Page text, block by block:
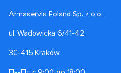
Armaservis Poland Sp. z o.o.
ul. Wadowicka 6/41-42
30-415 Kraków